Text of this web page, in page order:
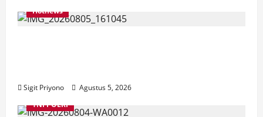
Hotnews
Sigit Priyono
Agustus 5, 2026
TNI POLRI